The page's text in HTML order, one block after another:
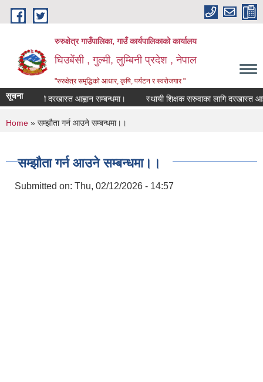
Skip to main content
रुरुक्षेत्र गाउँपालिका, गाउँ कार्यपालिकाको कार्यालय
घिउबेंसी , गुल्मी, लुम्बिनी प्रदेश , नेपाल
"रुरुक्षेत्र समृद्धिको आधार, कृषि, पर्यटन र स्वरोजगार "
सूचनालागि दरखास्त आह्वान सम्बन्धमा। स्थायी शिक्षक सरुवाका लागि दरखास्त आह्वान
You are here
Home » सम्झौता गर्न आउने सम्बन्धमा।।
सम्झौता गर्न आउने सम्बन्धमा।।
Submitted on: Thu, 02/12/2026 - 14:57